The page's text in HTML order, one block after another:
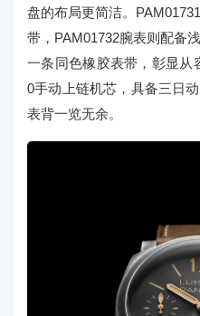
盘的布局更简洁。
带，PAM01732腕表则配备
一条同色橡胶表带，彰显从
0手动上链机芯，具备三日
表背一览无余。